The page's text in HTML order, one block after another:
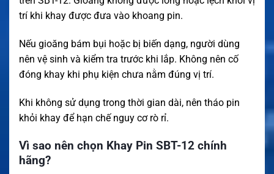
trí khi khay được đưa vào khoang pin.
Nếu gioăng bám bụi hoặc bị biến dạng, người dùng
nên vệ sinh và kiểm tra trước khi lắp. Không nên cố
đóng khay khi phụ kiện chưa nằm đúng vị trí.
Khi không sử dụng trong thời gian dài, nên tháo pin
khỏi khay để hạn chế nguy cơ rò rỉ.
Vì sao nên chọn Khay Pin SBT-12 chính
hãng?